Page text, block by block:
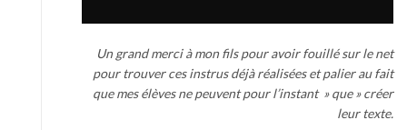
Un grand merci à mon fils pour avoir fouillé sur le net
pour trouver ces instrus déjà réalisées et palier au fait
que mes élèves ne peuvent pour l’instant » que » créer
leur texte.